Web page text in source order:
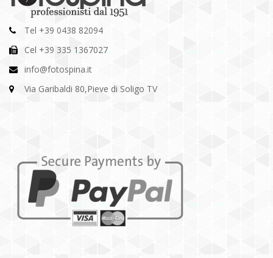
Tel +39 0438 82094
Cel +39 335 1367027
info@fotospina.it
Via Garibaldi 80,Pieve di Soligo TV